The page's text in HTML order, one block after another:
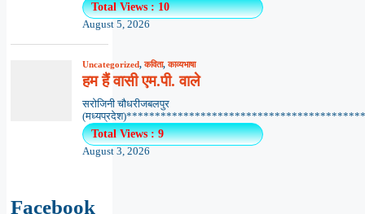
Total Views : 10
August 5, 2026
Uncategorized,कविता,काव्यभाषा
हम हैं वासी एम.पी. वाले
सरोजिनी चौधरीजबलपुर
Total Views : 9
August 3, 2026
Facebook